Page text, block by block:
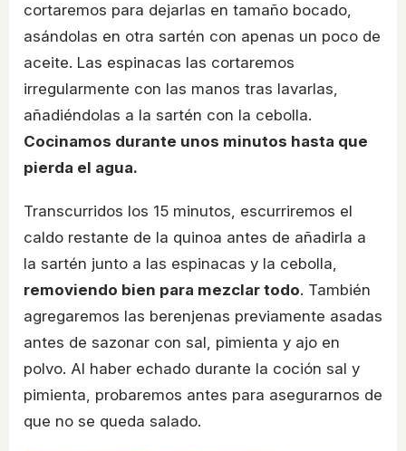
cortaremos para dejarlas en tamaño bocado,
asándolas en otra sartén con apenas un poco de
aceite. Las espinacas las cortaremos
irregularmente con las manos tras lavarlas,
añadiéndolas a la sartén con la cebolla.
Cocinamos durante unos minutos hasta que
pierda el agua.
Transcurridos los 15 minutos, escurriremos el
caldo restante de la quinoa antes de añadirla a
la sartén junto a las espinacas y la cebolla,
removiendo bien para mezclar todo. También
agregaremos las berenjenas previamente asadas
antes de sazonar con sal, pimienta y ajo en
polvo. Al haber echado durante la coción sal y
pimienta, probaremos antes para asegurarnos de
que no se queda salado.